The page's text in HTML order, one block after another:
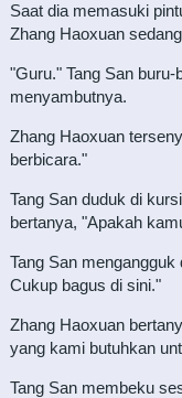
Saat dia memasuki
Zhang Haoxuan
"Guru." Tang San
menyambutnya.
Zhang Haoxuan
berbicara."
Tang San duduk di
bertanya, "Apakah
Tang San
Cukup bagus di sini."
Zhang Haoxuan
yang kami butuhkan
Tang San membeku